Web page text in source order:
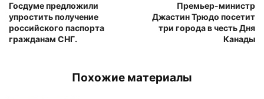
Госдуме предложили
упростить получение
российского паспорта
гражданам СНГ.
Премьер-министр
Джастин Трюдо посетит
три города в честь Дня
Канады
Похожие материалы